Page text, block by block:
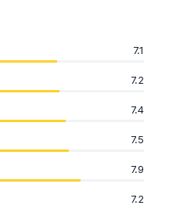
7.1
7.2
7.4
7.5
7.9
7.2